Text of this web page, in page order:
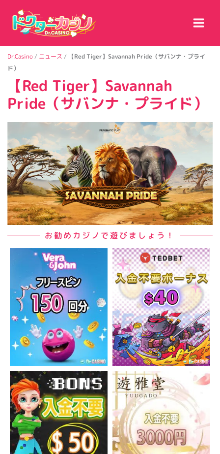
Dr.Casino/ ニュース /
【Red Tiger】Savannah Pride（サバンナ・プライ
ド）
【Red Tiger】Savannah
Pride（サバンナ・プライド）
お勧めカジノで遊びましょう！